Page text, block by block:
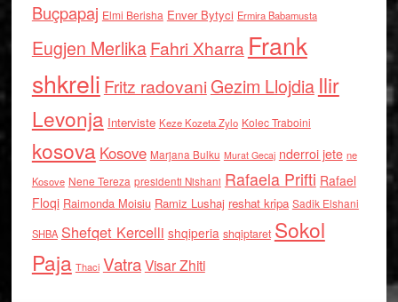
Buçpapaj Elmi Berisha Enver Bytyci Ermira Babamusta
Eugjen MerlikaFahri Xharra Frank
shkreli Fritz radovaniGezim Llojdia Ilir
Levonja Interviste Keze Kozeta Zylo Kolec Traboini
kosova Kosove Marjana Bulku Murat Gecaj nderroi jete ne
Kosove Nene Tereza presidenti Nishani Rafaela Prifti Rafael
Floqi Raimonda Moisiu Ramiz Lushaj reshat kripa Sadik Elshani
SHBA Shefqet Kercelli shqiperia shqiptaret Sokol
Paja Thaci VatraVisar Zhiti